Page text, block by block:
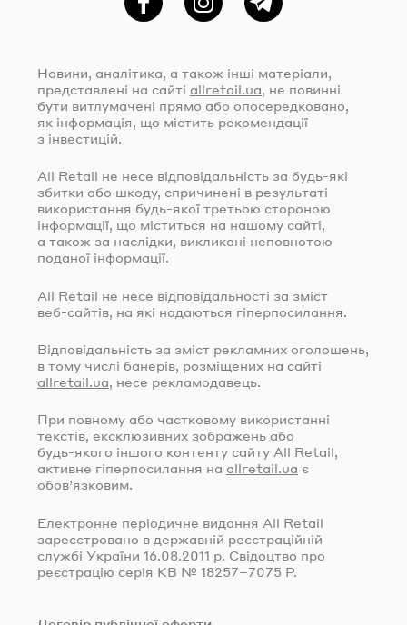
ФейсбукInstagramTelegram
Новини, аналітика, а також інші матеріали,
представлені на сайті allretail.ua, не повинні
бути витлумачені прямо або опосередковано,
як інформація, що містить рекомендації
з інвестицій.
All Retail не несе відповідальність за будь-які
збитки або шкоду, спричинені в результаті
використання будь-якої третьою стороною
інформації, що міститься на нашому сайті,
а також за наслідки, викликані неповнотою
поданої інформації.
All Retail не несе відповідальності за зміст
веб-сайтів , на які надаються гіперпосилання.
Відповідальність за зміст рекламних оголошень,
в тому числі банерів, розміщених на сайті
allretail.ua, несе рекламодавець.
При повному або частковому використанні
текстів, ексклюзивних зображень або
будь-якого іншого контенту сайту All Retail,
активне гіперпосилання на allretail.ua є
обов’язковим.
Електронне періодичне видання All Retail
зареєстровано в державній реєстраційній
службі України 16.08.2011 р. Свідоцтво про
реєстрацію серія КВ № 18257–7075 Р.